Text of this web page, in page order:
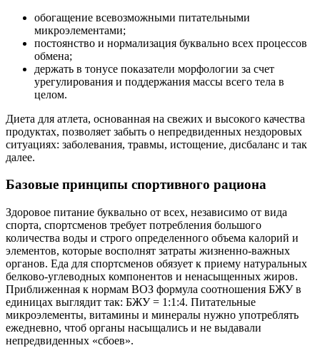
обогащение всевозможными питательными
микроэлементами;
постоянство и нормализация буквально всех процессов
обмена;
держать в тонусе показатели морфологии за счет
урегулирования и поддержания массы всего тела в
целом.
Диета для атлета, основанная на свежих и высокого качества
продуктах, позволяет забыть о непредвиденных нездоровых
ситуациях: заболевания, травмы, истощение, дисбаланс и так
далее.
Базовые принципы спортивного рациона
Здоровое питание буквально от всех, независимо от вида
спорта, спортсменов требует потребления большого
количества воды и строго определенного объема калорий и
элементов, которые восполнят затраты жизненно-важных
органов. Еда для спортсменов обязует к приему натуральных
белково-углеводных компонентов и ненасыщенных жиров.
Приближенная к нормам ВОЗ формула соотношения БЖУ в
единицах выглядит так: БЖУ = 1:1:4. Питательные
микроэлементы, витамины и минералы нужно употреблять
ежедневно, чтоб органы насыщались и не выдавали
непредвиденных «сбоев».